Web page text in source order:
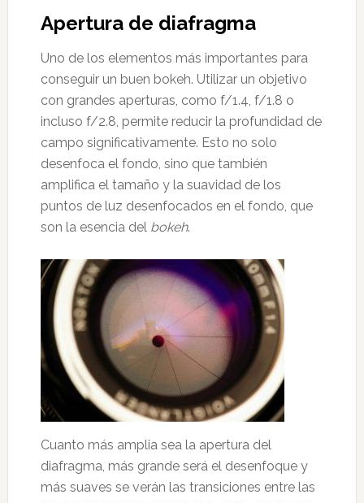
Apertura de diafragma
Uno de los elementos más importantes para
conseguir un buen bokeh. Utilizar un objetivo
con grandes aperturas, como f/1.4, f/1.8 o
incluso f/2.8, permite reducir la profundidad de
campo significativamente. Esto no solo
desenfoca el fondo, sino que también
amplifica el tamaño y la suavidad de los
puntos de luz desenfocados en el fondo, que
son la esencia del bokeh.
Cuanto más amplia sea la apertura del
diafragma, más grande será el desenfoque y
más suaves se verán las transiciones entre las